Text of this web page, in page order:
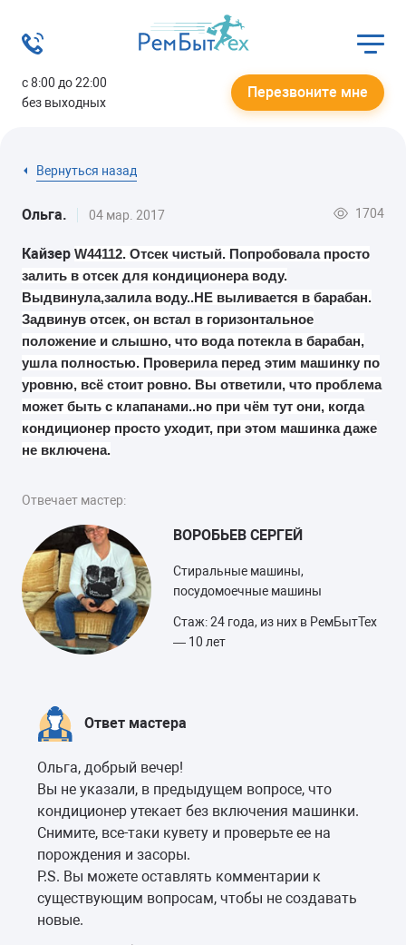
с 8:00 до 22:00
без выходных
Перезвоните мне
Вернуться назад
Ольга. 04 мар. 2017 1704
Кайзер W44112. Отсек чистый. Попробовала просто
залить в отсек для кондиционера воду.
Выдвинула,залила воду..НЕ выливается в барабан.
Задвинув отсек, он встал в горизонтальное
положение и слышно, что вода потекла в барабан,
ушла полностью. Проверила перед этим машинку по
уровню, всё стоит ровно. Вы ответили, что проблема
может быть с клапанами..но при чём тут они, когда
кондиционер просто уходит, при этом машинка даже
не включена.
Отвечает мастер:
ВОРОБЬЕВ СЕРГЕЙ
Стиральные машины,
посудомоечные машины
Стаж: 24 года, из них в РемБытТех
— 10 лет
Ответ мастера
Ольга, добрый вечер!
Вы не указали, в предыдущем вопросе, что
кондиционер утекает без включения машинки.
Снимите, все-таки кувету и проверьте ее на
порождения и засоры.
P.S. Вы можете оставлять комментарии к
существующим вопросам, чтобы не создавать
новые.